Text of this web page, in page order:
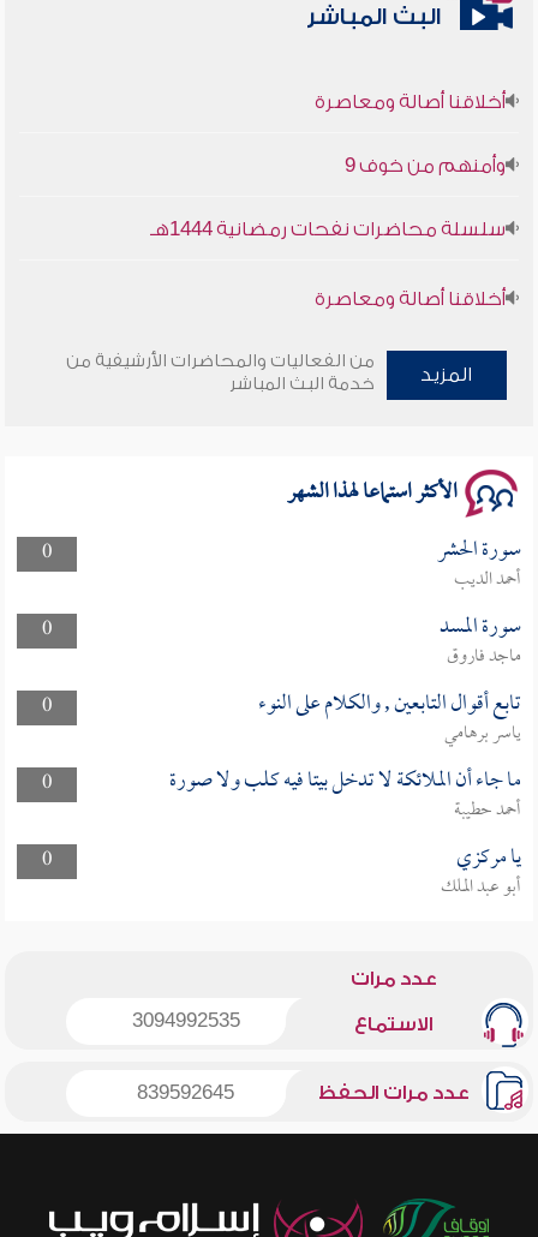
البث المباشر
أخلاقنا أصالة ومعاصرة
وأمنهم من خوف 9
أخلاقنا أصالة ومعاصرة
وأمنهم من خوف 9
المزيد
من الفعاليات والمحاضرات الأرشيفية من
خدمة البث المباشر
الأكثر استماعا لهذا الشهر
0 سورة الحشر
أحمد الديب
0
سورة المسد
ماجد فاروق
0
تابع أقوال التابعين , والكلام على النوء
ياسر برهامي
0
ما جاء أن الملائكة لا تدخل بيتا فيه كلب ولا صورة
أحمد حطيبة
0
يا مركزي
أبو عبد الملك
عدد مرات
الاستماع 3094992535
عدد مرات الحفظ 839592645